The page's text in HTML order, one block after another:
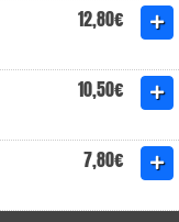
12,80€
10,50€
7,80€